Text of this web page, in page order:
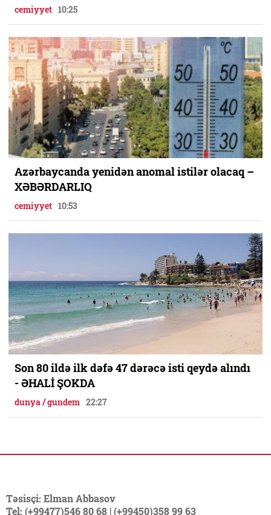
cemiyyet 10:25
Azərbaycanda yenidən anomal istilər olacaq –
XƏBƏRDARLIQ
cemiyyet 10:53
Son 80 ildə ilk dəfə 47 dərəcə isti qeydə alındı
- ƏHALİ ŞOKDA
dunya / gundem 22:27
Təsisçi: Elman Abbasov
Tel: (+99477)546 80 68 | (+99450)358 99 63